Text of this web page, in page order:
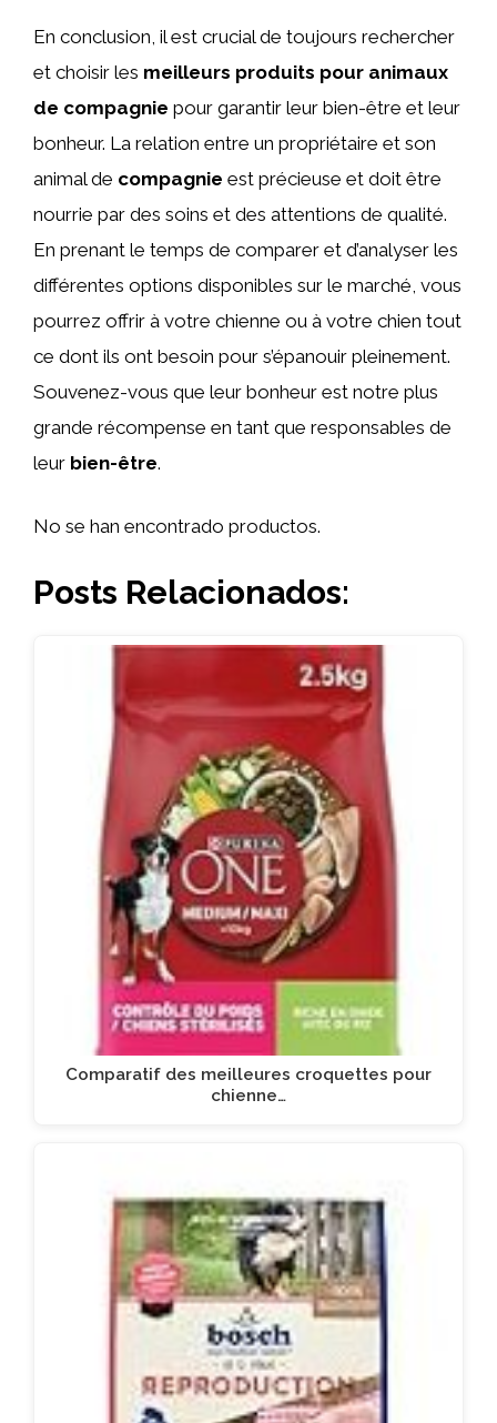
En conclusion, il est crucial de toujours rechercher
et choisir les meilleurs produits pour animaux
de compagnie pour garantir leur bien-être et leur
bonheur. La relation entre un propriétaire et son
animal de compagnie est précieuse et doit être
nourrie par des soins et des attentions de qualité.
En prenant le temps de comparer et d’analyser les
différentes options disponibles sur le marché, vous
pourrez offrir à votre chienne ou à votre chien tout
ce dont ils ont besoin pour s’épanouir pleinement.
Souvenez-vous que leur bonheur est notre plus
grande récompense en tant que responsables de
leur bien-être.
No se han encontrado productos.
Posts Relacionados:
Comparatif des meilleures croquettes pour
chienne…